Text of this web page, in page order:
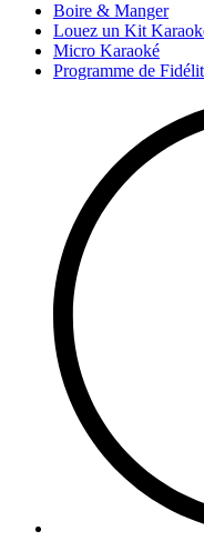
Boire & Manger
Louez un Kit
Micro Karaoké
Programme de